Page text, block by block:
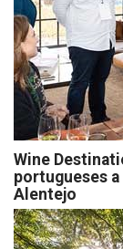
Wine
portugueses
Alentejo